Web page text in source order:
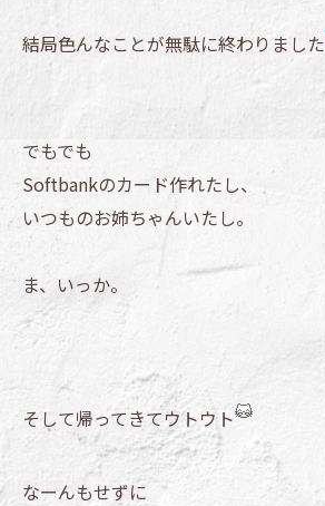
結局色んなことが無駄に終わりました
でもでも
Softbankのカード作れたし、
いつものお姉ちゃんいたし。
ま、いっか。
そして帰ってきてウトウト
なーんもせずに